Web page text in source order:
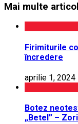
Mai multe
Firimiturile
încredere
aprilie 1, 2024
Botez
„Betel” –